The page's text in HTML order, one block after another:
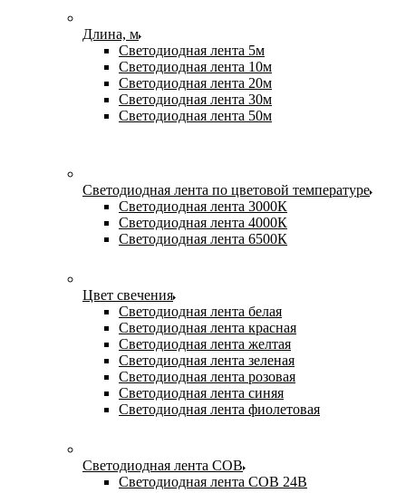
Длина, м
Светодиодная лента 5м
Светодиодная лента 10м
Светодиодная лента 20м
Светодиодная лента 30м
Светодиодная лента 50м
Светодиодная лента по цветовой температуре
Светодиодная лента 3000К
Светодиодная лента 4000К
Светодиодная лента 6500К
Цвет свечения
Светодиодная лента белая
Светодиодная лента красная
Светодиодная лента желтая
Светодиодная лента зеленая
Светодиодная лента розовая
Светодиодная лента синяя
Светодиодная лента фиолетовая
Светодиодная лента COB
Светодиодная лента COB 24В